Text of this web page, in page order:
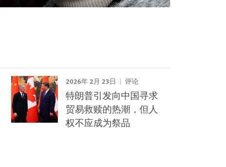
2026年 2月 23日 评论
特朗普引发向中国寻求
贸易救赎的热潮，但人
权不应成为祭品